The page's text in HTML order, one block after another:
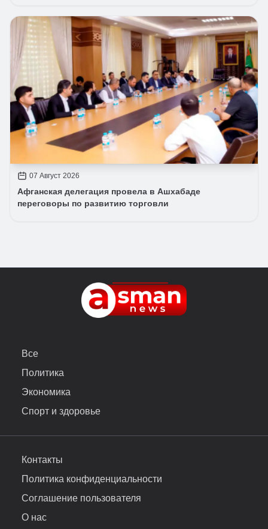
07 Август 2026
Афганская делегация провела в Ашхабаде
переговоры по развитию торговли
Все
Политика
Экономика
Спорт и здоровье
Контакты
Политика конфиденциальности
Соглашение пользователя
О нас